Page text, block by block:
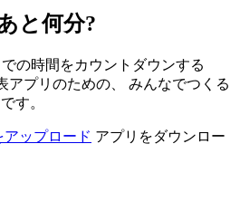
と何分?
の時間をカウントダウンする
アプリのための、 みんなでつくる
す。
アップロード アプリをダウンロー